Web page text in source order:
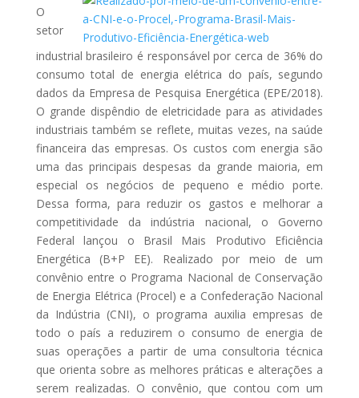
O
setor
industrial brasileiro é responsável por cerca de 36% do
consumo total de energia elétrica do país, segundo
dados da Empresa de Pesquisa Energética (EPE/2018).
O grande dispêndio de eletricidade para as atividades
industriais também se reflete, muitas vezes, na saúde
financeira das empresas. Os custos com energia são
uma das principais despesas da grande maioria, em
especial os negócios de pequeno e médio porte.
Dessa forma, para reduzir os gastos e melhorar a
competitividade da indústria nacional, o Governo
Federal lançou o Brasil Mais Produtivo Eficiência
Energética (B+P EE). Realizado por meio de um
convênio entre o Programa Nacional de Conservação
de Energia Elétrica (Procel) e a Confederação Nacional
da Indústria (CNI), o programa auxilia empresas de
todo o país a reduzirem o consumo de energia de
suas operações a partir de uma consultoria técnica
que orienta sobre as melhores práticas e alterações a
serem realizadas. O convênio, que contou com um